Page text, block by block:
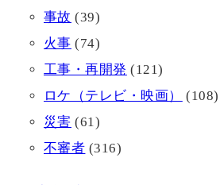
事故 (39)
火事 (74)
工事・再開発 (121)
ロケ（テレビ・映画）
(108)
災害 (61)
不審者 (316)